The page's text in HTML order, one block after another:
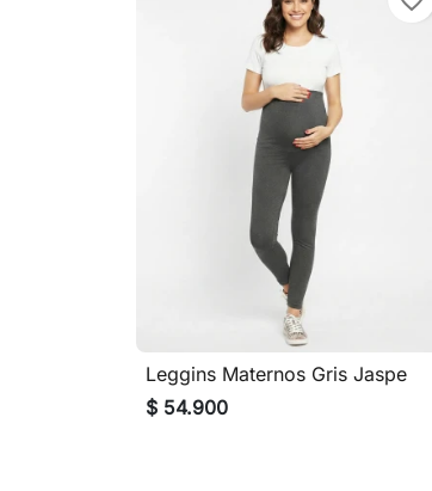
 Vista rápida
Leggins Maternos Gris Jaspe
$ 54.900